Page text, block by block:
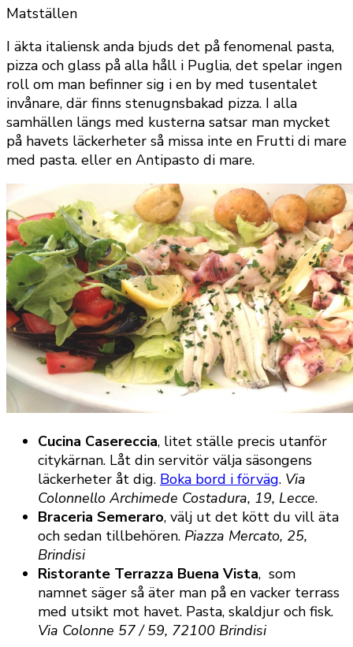
Matställen
I äkta italiensk anda bjuds det på fenomenal pasta,
pizza och glass på alla håll i Puglia, det spelar ingen
roll om man befinner sig i en by med tusentalet
invånare, där finns stenugnsbakad pizza. I alla
samhällen längs med kusterna satsar man mycket
på havets läckerheter så missa inte en Frutti di mare
med pasta. eller en Antipasto di mare.
Cucina Casereccia, litet ställe precis utanför
citykärnan. Låt din servitör välja säsongens
läckerheter åt dig. Boka bord i förväg. Via
Colonnello Archimede Costadura, 19, Lecce.
Braceria Semeraro, välj ut det kött du vill äta
och sedan tillbehören. Piazza Mercato, 25,
Brindisi
Ristorante Terrazza Buena Vista, som
namnet säger så äter man på en vacker terrass
med utsikt mot havet. Pasta, skaldjur och fisk.
Via Colonne 57 / 59, 72100 Brindisi